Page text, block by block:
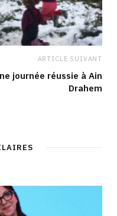
ARTICLE SUIVANT
journée réussie à Ain
Drahem